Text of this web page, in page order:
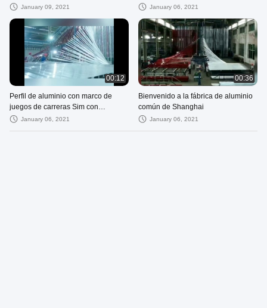
aluminio
January 09, 2021 January 06, 2021
00:12
Perfil de aluminio con marco de
juegos de carreras Sim con
anodizado negro
January 06, 2021
00:36
Bienvenido a la fábrica de aluminio
común de Shanghai
January 06, 2021